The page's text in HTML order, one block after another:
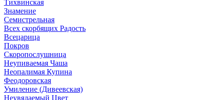
Тихвинская
Знамение
Семистрельная
Всех скорбящих Радость
Всецарица
Покров
Скоропослушница
Неупиваемая Чаша
Неопалимая Купина
Феодоровская
Умиление (Дивеевская)
Неувядаемый Цвет